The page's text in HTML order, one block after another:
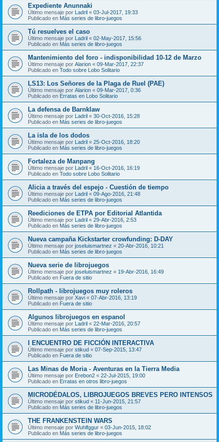
Expediente Anunnaki
Último mensaje por Ladril « 03-Jul-2017, 19:33
Publicado en Más series de libro-juegos
Tú resuelves el caso
Último mensaje por Ladril « 02-May-2017, 15:56
Publicado en Más series de libro-juegos
Mantenimiento del foro - indisponibilidad 10-12 de Marzo
Último mensaje por Alarion « 09-Mar-2017, 22:37
Publicado en Todo sobre Lobo Solitario
LS13: Los Señores de la Plaga de Ruel (PAE)
Último mensaje por Alarion « 09-Mar-2017, 0:36
Publicado en Erratas en Lobo Solitario
La defensa de Barnklaw
Último mensaje por Ladril « 30-Oct-2016, 15:28
Publicado en Más series de libro-juegos
La isla de los dodos
Último mensaje por Ladril « 25-Oct-2016, 18:20
Publicado en Más series de libro-juegos
Fortaleza de Manpang
Último mensaje por Ladril « 16-Oct-2016, 16:19
Publicado en Todo sobre Lobo Solitario
Alicia a través del espejo - Cuestión de tiempo
Último mensaje por Ladril « 09-Ago-2016, 21:48
Publicado en Más series de libro-juegos
Reediciones de ETPA por Editorial Atlantida
Último mensaje por Ladril « 29-Abr-2016, 2:53
Publicado en Más series de libro-juegos
Nueva campaña Kickstarter crowfunding: D-DAY
Último mensaje por joseluismartnez « 20-Abr-2016, 10:21
Publicado en Más series de libro-juegos
Nueva serie de librojuegos
Último mensaje por joseluismartnez « 19-Abr-2016, 16:49
Publicado en Fuera de sitio
Rollpath - librojuegos muy roleros
Último mensaje por Xavi « 07-Abr-2016, 13:19
Publicado en Fuera de sitio
Algunos librojuegos en espanol
Último mensaje por Ladril « 22-Mar-2016, 20:57
Publicado en Más series de libro-juegos
I ENCUENTRO DE FICCIÓN INTERACTIVA
Último mensaje por stikud « 07-Sep-2015, 13:47
Publicado en Fuera de sitio
Las Minas de Moria - Aventuras en la Tierra Media
Último mensaje por Erebon2 « 22-Jul-2015, 19:00
Publicado en Erratas en otros libro-juegos
MICRODÉDALOS, LIBROJUEGOS BREVES PERO INTENSOS
Último mensaje por stikud « 11-Jun-2015, 21:57
Publicado en Más series de libro-juegos
THE FRANKENSTEIN WARS
Último mensaje por Wuhlfggur « 03-Jun-2015, 18:02
Publicado en Más series de libro-juegos